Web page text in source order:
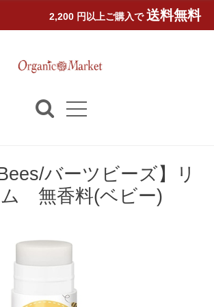
2,200 円以上ご購入で 送料無料
Bees/バーツビーズ】リ
ム 無香料(ベビー)